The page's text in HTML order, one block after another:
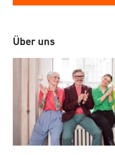
Über uns